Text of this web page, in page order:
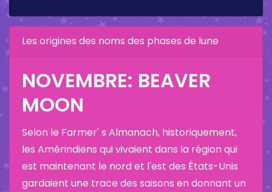
Les origines des noms des phases de lune
NOVEMBRE: BEAVER
MOON
Selon le Farmer' s Almanach, historiquement,
les Amérindiens qui vivaient dans la région qui
est maintenant le nord et l'est des États-Unis
gardaient une trace des saisons en donnant un